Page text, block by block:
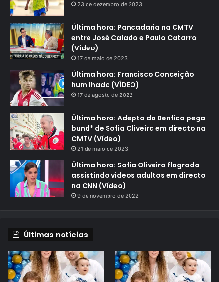
23 de dezembro de 2023
Última hora: Pancadaria na CMTV
entre José Calado e Paulo Catarro
(Vídeo)
17 de maio de 2023
Última hora: Francisco Conceição
humilhado (VÍDEO)
17 de agosto de 2022
Última hora: Adepto do Benfica pega
bund* de Sofia Oliveira em directo na
CMTV (Vídeo)
21 de maio de 2023
Última hora: Sofia Oliveira flagrada
assistindo videos adultos em directo
na CNN (Vídeo)
9 de novembro de 2022
Últimas notícias